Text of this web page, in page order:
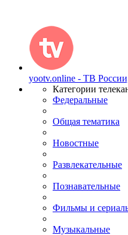
yootv.online - ТВ
Категории
Федеральные
Общая тематика
Новостные
Развлекательные
Познавательные
Фильмы и
Музыкальные